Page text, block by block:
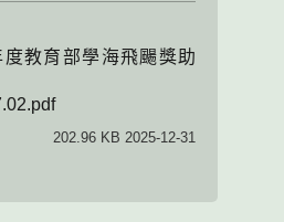
度教育部學海飛颺獎助
202.96 KB 2025-12-31